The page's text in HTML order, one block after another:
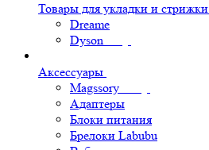
Товары для укладки и стрижки
Dreame
Dyson
Аксессуары
Magssory
Адаптеры
Блоки питания
Брелоки Labubu